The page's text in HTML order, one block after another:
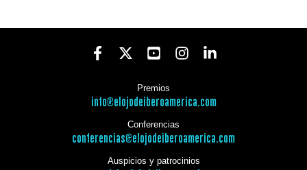
Premios
info@elojodeiberoamerica.com
Conferencias
conferencias@elojodeiberoamerica.com
Auspicios y patrocinios